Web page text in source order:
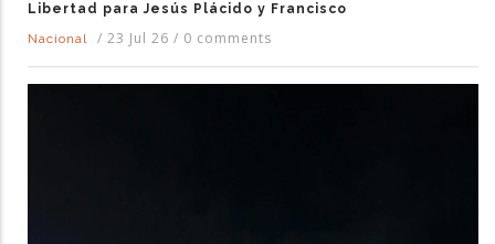
Libertad para Jesús Plácido y Francisco
Nacional
/ 23 Jul 26 / 0 comments